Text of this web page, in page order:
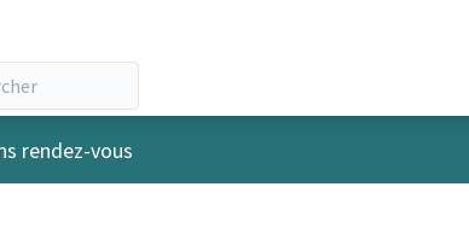
rendez-vous